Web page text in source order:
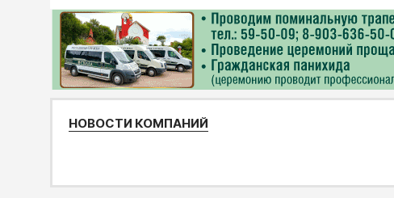
НОВОСТИ КОМПАНИЙ